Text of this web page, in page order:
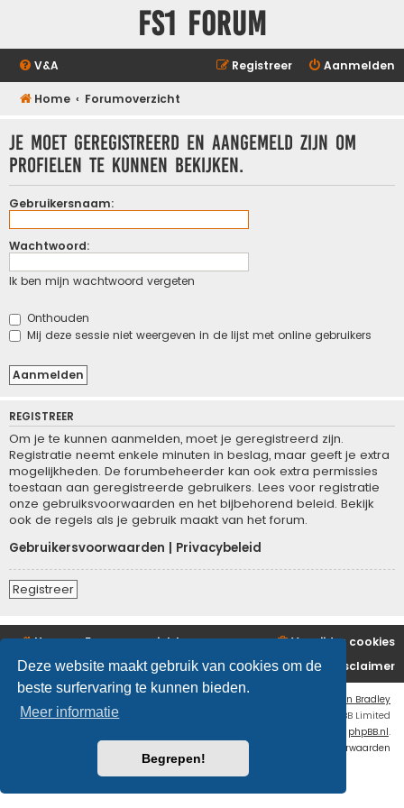
Deze website maakt gebruik van cookies om de
beste surfervaring te kunnen bieden.
Meer informatie
Begrepen!
FS1 forum
V&A Aanmelden
Registreer
Home Forumoverzicht
Je moet geregistreerd en aangemeld zijn om
profielen te kunnen bekijken.
Gebruikersnaam:
Wachtwoord:
Ik ben mijn wachtwoord vergeten
Onthouden
Mij deze sessie niet weergeven in de lijst met online gebruikers
REGISTREER
Om je te kunnen aanmelden, moet je geregistreerd zijn.
Registratie neemt enkele minuten in beslag, maar geeft je extra
mogelijkheden. De forumbeheerder kan ook extra permissies
toestaan aan geregistreerde gebruikers. Lees voor registratie
onze gebruiksvoorwaarden en het bijbehorend beleid. Bekijk
ook de regels als je gebruik maakt van het forum.
Gebruikersvoorwaarden
Privacybeleid
Registreer
Home Forumoverzicht
Verwijder cookies
Disclaimer
Ian Bradley
® Forum Software © phpBB Limited
phpBB.nl.
Privacy
Gebruikersvoorwaarden